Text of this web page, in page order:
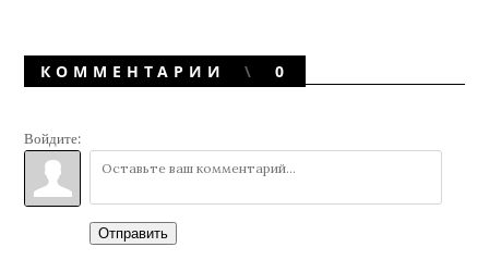
КОММЕНТАРИИ 0
Войдите:
Отправить